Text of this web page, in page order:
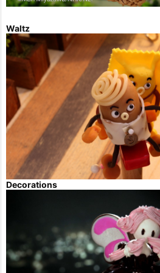
Waltz
Decorations